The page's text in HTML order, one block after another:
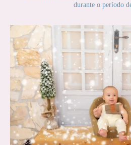
durante o período